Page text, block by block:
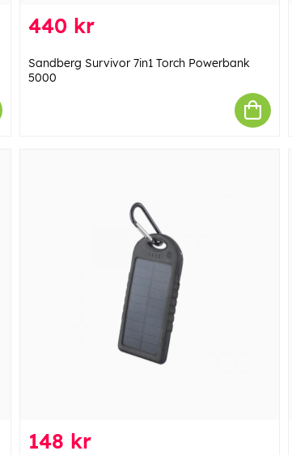
440 kr
Sandberg Survivor 7in1 Torch Powerbank
5000
148 kr